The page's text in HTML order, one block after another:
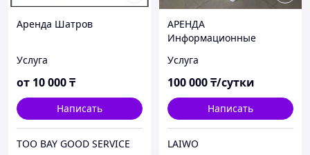
Аренда Шатров
Услуга
от 10 000₸
Написать
ТОО BAY GOOD SERVICE
АРЕНДА
Информационные
киоски
Услуга
100 000₸/сутки
Написать
LAIWO